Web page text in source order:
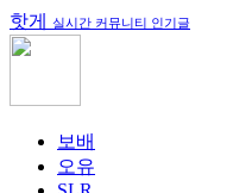
핫게 실시간 커뮤니티 인기글
보배
오유